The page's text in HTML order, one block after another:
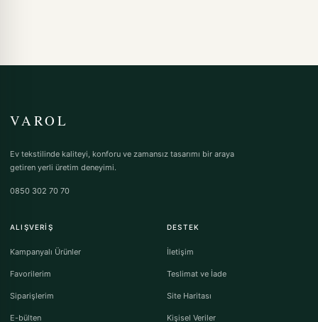
VAROL
Ev tekstilinde kaliteyi, konforu ve zamansız tasarımı bir araya
getiren yerli üretim deneyimi.
0850 302 70 70
ALIŞVERIŞ
Kampanyalı Ürünler
Favorilerim
Siparişlerim
E-bülten
DESTEK
İletişim
Teslimat ve İade
Site Haritası
Kişisel Veriler